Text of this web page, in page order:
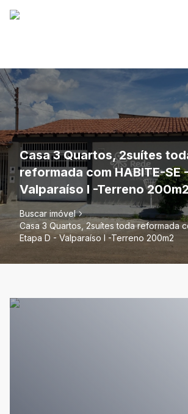
Casa 3 Quartos, 2suítes
reformada com HABITE-SE
Valparaíso I -Terreno
Buscar imóvel
Casa 3 Quartos, 2suítes toda reformada
Etapa D - Valparaíso I -Terreno 200m2